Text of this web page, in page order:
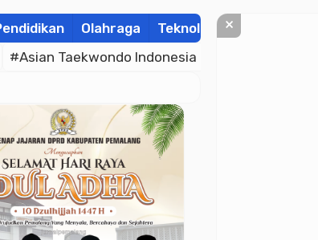
Olahraga Teknologi
#Asian Taekwondo Indonesia Open
×